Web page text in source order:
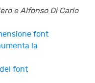
e Alfonso Di Carlo
font
la